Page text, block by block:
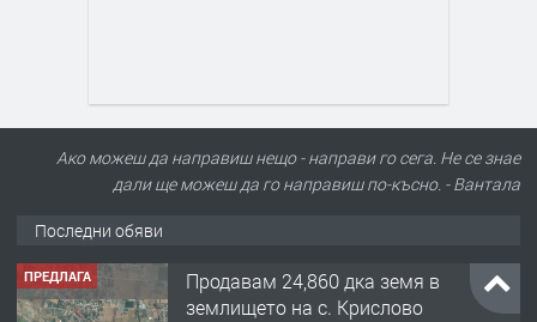
Ако можеш да направиш нещо - направи го сега. Не се знае
дали ще можеш да го направиш по-късно. - Вантала
Последни обяви
ПРЕДЛАГА
Продавам 24,860 дка земя в
землището на с. Крислово